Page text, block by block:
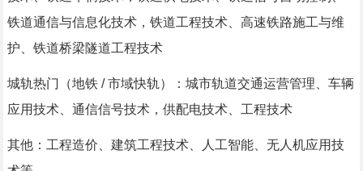
铁道通信与信息化技术，铁道工程技术、高速铁路施工与维
护、铁道桥梁隧道工程技术
城轨热门（地铁 / 市域快轨）：城市轨道交通运营管理、车辆
应用技术、通信信号技术，供配电技术、工程技术
其他：工程造价、建筑工程技术、人工智能、无人机应用技